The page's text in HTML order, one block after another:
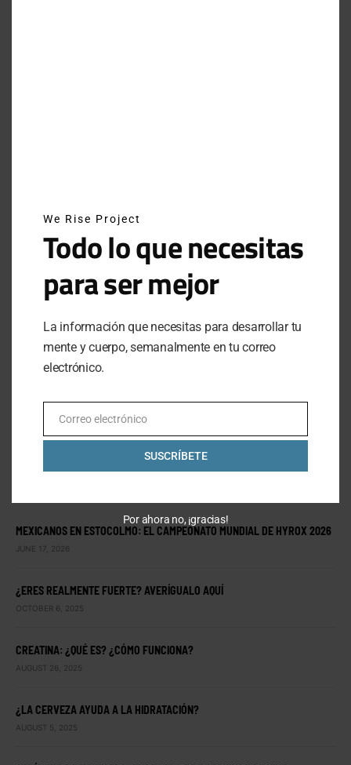
CICLISMO AMATEUR MÁS ICÓNICO
OCTOBER 14, 2020
PARA CELEBRAR
MEXICANOS EN ESTOCOLMO: EL CAMPEONATO MUNDIAL DE HYROX 2026
JUNE 17, 2026
¿ERES REALMENTE FUERTE? AVERÍGUALO AQUÍ
OCTOBER 6, 2025
CREATINA: ¿QUÉ ES? ¿CÓMO FUNCIONA?
AUGUST 26, 2025
¿LA CERVEZA AYUDA A LA HIDRATACIÓN?
AUGUST 5, 2025
We Rise Project
Todo lo que necesitas
para ser mejor
La información que necesitas para desarrollar tu
mente y cuerpo, semanalmente en tu correo
electrónico.
EmailCorreo electrónico
SUSCRÍBETE
Por ahora no, ¡gracias!